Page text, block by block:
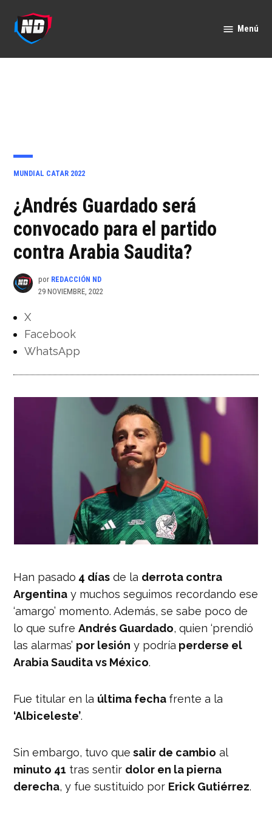
contenido
Menú
PUBLICADO
MUNDIAL CATAR 2022
¿Andrés Guardado será
convocado para el partido
contra Arabia Saudita?
por REDACCIÓN ND
29 NOVIEMBRE, 2022
X
Facebook
WhatsApp
Han pasado 4 días de la derrota contra
Argentina y muchos seguimos recordando ese
‘amargo’ momento. Además, se sabe poco de
lo que sufreAndrés Guardado, quien ‘prendió
las alarmas’ por lesión y podría perderse el
Arabia Saudita vs México.
Fue titular en la última fecha frente a la
‘Albiceleste’.
Sin embargo, tuvo que salir de cambio al
minuto 41 tras sentir dolor en la pierna
derecha, y fue sustituido por Erick Gutiérrez.